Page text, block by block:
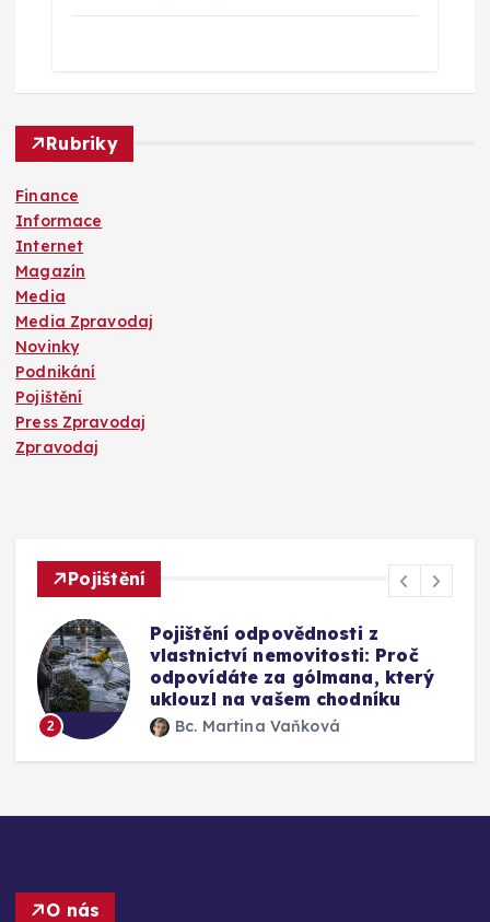
Rubriky
Finance
Informace
Internet
Magazín
Media
Media Zpravodaj
Novinky
Podnikání
Pojištění
Press Zpravodaj
Zpravodaj
Pojištění
Pojištění odpovědnosti z
vlastnictví nemovitosti: Proč
odpovídáte za gólmana, který
uklouzl na vašem chodníku
Bc. Martina Vaňková
O nás